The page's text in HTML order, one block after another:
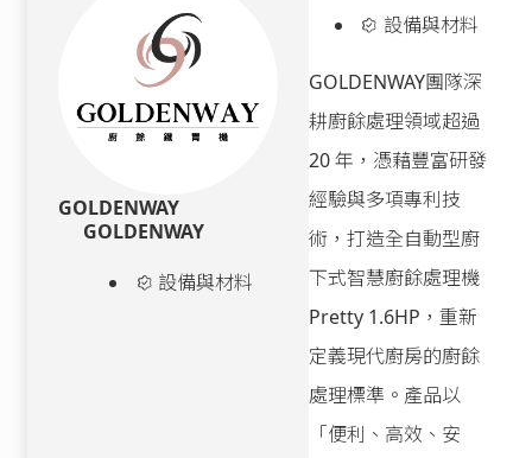
GOLDENWAY
GOLDENWAY
設備與材料
設備與材料
GOLDENWAY團隊深
耕廚餘處理領域超過
20 年，憑藉豐富研發
經驗與多項專利技
術，打造全自動型廚
下式智慧廚餘處理機
Pretty 1.6HP，重新
定義現代廚房的廚餘
處理標準。產品以
「便利、高效、安